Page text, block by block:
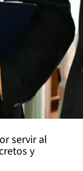
servir al
y